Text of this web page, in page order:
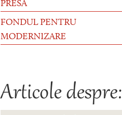
PRESĂ
FONDUL PENTRU
MODERNIZARE
Articole despre: